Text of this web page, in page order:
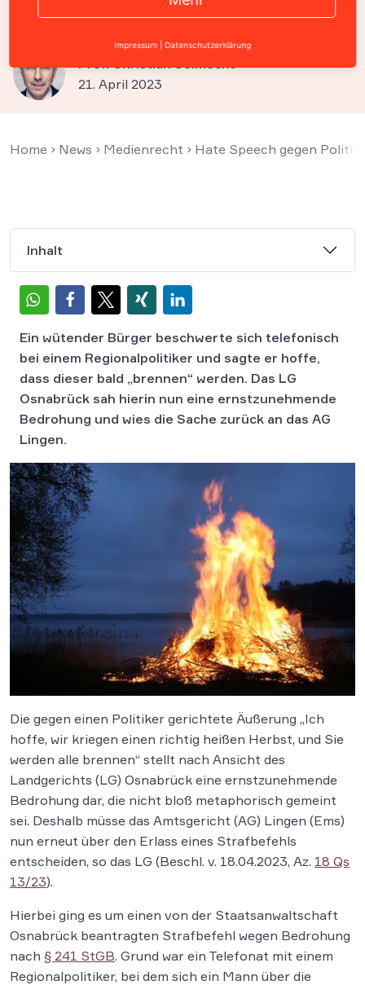
keine Metapher
Prof. Christian Solmecke
21. April 2023
Home › News › Medienrecht › Hate Speech gegen
Inhalt
Ein wütender Bürger beschwerte sich telefonisch
bei einem Regionalpolitiker und sagte er hoffe,
dass dieser bald „brennen“ werden. Das LG
Osnabrück sah hierin nun eine ernstzunehmende
Bedrohung und wies die Sache zurück an das AG
Lingen.
Die gegen einen Politiker gerichtete Äußerung „Ich
hoffe, wir kriegen einen richtig heißen Herbst, und Sie
werden alle brennen“ stellt nach Ansicht des
Landgerichts (LG) Osnabrück eine ernstzunehmende
Bedrohung dar, die nicht bloß metaphorisch gemeint
sei. Deshalb müsse das Amtsgericht (AG) Lingen (Ems)
nun erneut über den Erlass eines Strafbefehls
entscheiden, so das LG (Beschl. v. 18.04.2023, Az. 18 Qs
13/23).
Hierbei ging es um einen von der Staatsanwaltschaft
Osnabrück beantragten Strafbefehl wegen Bedrohung
nach § 241 StGB. Grund war ein Telefonat mit einem
Regionalpolitiker, bei dem sich ein Mann über die
Impressum Datenschutzerklärung